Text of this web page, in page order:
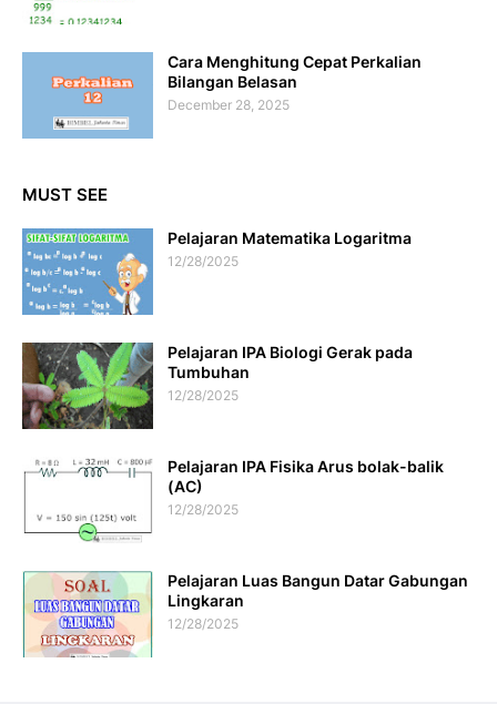
Cara Menghitung Cepat Perkalian
Bilangan Belasan
December 28, 2025
MUST SEE
Pelajaran Matematika Logaritma
12/28/2025
Pelajaran IPA Biologi Gerak pada
Tumbuhan
12/28/2025
Pelajaran IPA Fisika Arus bolak-balik
(AC)
12/28/2025
Pelajaran Luas Bangun Datar Gabungan
Lingkaran
12/28/2025